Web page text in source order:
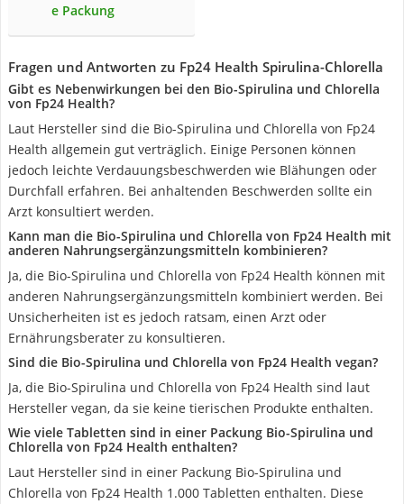
e Packung
Fragen und Antworten zu Fp24 Health Spirulina-Chlorella
Gibt es Nebenwirkungen bei den Bio-Spirulina und Chlorella
von Fp24 Health?
Laut Hersteller sind die Bio-Spirulina und Chlorella von Fp24
Health allgemein gut verträglich. Einige Personen können
jedoch leichte Verdauungsbeschwerden wie Blähungen oder
Durchfall erfahren. Bei anhaltenden Beschwerden sollte ein
Arzt konsultiert werden.
Kann man die Bio-Spirulina und Chlorella von Fp24 Health mit
anderen Nahrungsergänzungsmitteln kombinieren?
Ja, die Bio-Spirulina und Chlorella von Fp24 Health können mit
anderen Nahrungsergänzungsmitteln kombiniert werden. Bei
Unsicherheiten ist es jedoch ratsam, einen Arzt oder
Ernährungsberater zu konsultieren.
Sind die Bio-Spirulina und Chlorella von Fp24 Health vegan?
Ja, die Bio-Spirulina und Chlorella von Fp24 Health sind laut
Hersteller vegan, da sie keine tierischen Produkte enthalten.
Wie viele Tabletten sind in einer Packung Bio-Spirulina und
Chlorella von Fp24 Health enthalten?
Laut Hersteller sind in einer Packung Bio-Spirulina und
Chlorella von Fp24 Health 1.000 Tabletten enthalten. Diese